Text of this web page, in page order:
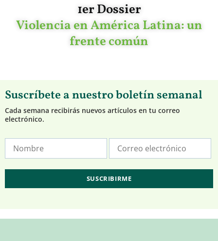
1er Dossier
Violencia en América Latina: un
frente común
Suscríbete a nuestro boletín semanal
Cada semana recibirás nuevos artículos en tu correo
electrónico.